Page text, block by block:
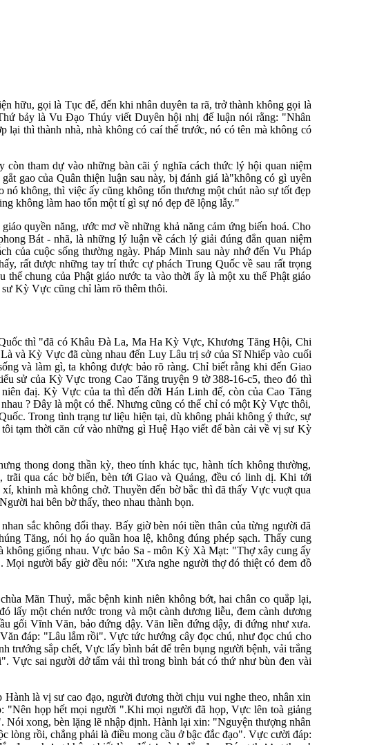
hữu, gọi là Tục đế, đến khi nhân duyên ta rã, trở thành không gọi là
bảy là Vu Đạo Thúy viết Duyên hội nhị đế luận nói rằng: "Nhân
thì thành nhà, nhà không có caí thế trước, nó có tên mà không có
tham dự vào những bàn cãi ý nghĩa cách thức lý hội quan niệm
gao của Quân thiện luận sau này, bị đánh giá là"không có gì uyên
không, thì việc ấy cũng không tổn thương một chút nào sự tốt đẹp
không làm hao tốn một tí gì sự nó đẹp đẽ lộng lẫy."
quyền năng, ước mơ về những khả năng cảm ứng biến hoá. Cho
Bát - nhã, là những lý luận về cách lý giải đúng đắn quan niệm
của cuộc sống thường ngày. Pháp Minh sau này nhớ đến Vu Pháp
rất được những tay trí thức cự phách Trung Quốc về sau rất trọng
chung của Phật giáo nước ta vào thời ấy là một xu thế Phật giáo
Kỳ Vực cũng chỉ làm rõ thêm thôi.
thì "đã có Khâu Đà La, Ma Ha Kỳ Vực, Khương Tăng Hội, Chi
và Kỳ Vực đã cùng nhau đến Luy Lâu trị sở của Sĩ Nhiếp vào cuối
và làm gì, ta không được bảo rõ ràng. Chỉ biết rằng khi đến Giao
sử của Kỳ Vực trong Cao Tăng truyện 9 tờ 388-16-c5, theo đó thì
đaị. Kỳ Vực của ta thì đến đời Hán Linh đế, còn của Cao Tăng
? Đây là một có thể. Nhưng cũng có thể chỉ có một Kỳ Vực thôi,
Trong tình trạng tư liệu hiện tại, dù không phải không ý thức, sự
tạm thời căn cứ vào những gì Huệ Hạo viết để bàn cải về vị sư Kỳ
thong dong thần kỳ, theo tính khác tục, hành tích không thường,
qua các bờ biển, bèn tới Giao và Quảng, đều có linh dị. Khi tới
khinh mà không chở. Thuyền đến bờ bắc thì đã thấy Vực vuợt qua
hai bên bờ thấy, theo nhau thành bọn.
sắc không đổi thay. Bấy giờ bèn nói tiền thân của từng người đã
Tăng, nói họ áo quần hoa lệ, không đúng phép sạch. Thấy cung
giống nhau. Vực bảo Sa - môn Kỳ Xà Mạt: "Thợ xây cung ấy
người bấy giờ đều nói: "Xưa nghe người thợ đó thiệt có đem đồ
Mãn Thuỷ, mắc bệnh kinh niên không bớt, hai chân co quắp lại,
lấy một chén nước trong và một cành dương liễu, đem cành dương
gối Vĩnh Văn, bảo đứng dậy. Văn liền đứng dậy, đi đứng như xưa.
đáp: "Lâu lắm rồi". Vực tức hướng cây đọc chú, như đọc chú cho
trướng sắp chết, Vực lấy bình bát để trên bụng người bệnh, vải trắng
Vực sai người dở tấm vải thì trong bình bát có thứ như bùn đen vài
là vị sư cao đạo, người đương thời chịu vui nghe theo, nhân xin
họp hết mọi người ".Khi mọi người đã họp, Vực lên toà giảng
xong, bèn lặng lẽ nhập định. Hành lại xin: "Nguyện thượng nhân
lòng rồi, chẳng phải là điều mong cầu ở bậc đắc đạo". Vực cười đáp: